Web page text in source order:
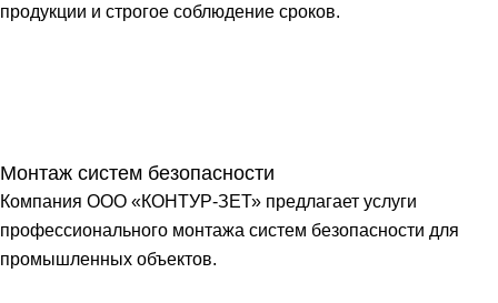
продукции и строгое соблюдение сроков.
Монтаж систем безопасности
Компания ООО «КОНТУР-ЗЕТ» предлагает услуги
профессионального монтажа систем безопасности для
промышленных объектов.